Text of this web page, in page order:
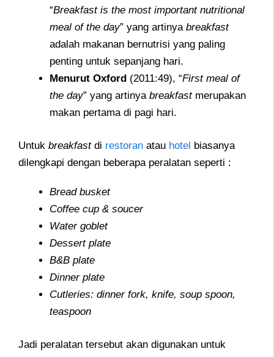
“Breakfast is the most important nutritional
meal of the day” yang artinya breakfast
adalah makanan bernutrisi yang paling
penting untuk sepanjang hari.
Menurut Oxford (2011:49), “First meal of
the day” yang artinya breakfastmerupakan
makan pertama di pagi hari.
Untuk breakfastdi restoran atau hotel biasanya
dilengkapi dengan beberapa peralatan seperti :
Bread busket
Coffee cup & soucer
Water goblet
Dessert plate
B&B plate
Dinner plate
Cutleries: dinner fork, knife, soup spoon,
teaspoon
Jadi peralatan tersebut akan digunakan untuk